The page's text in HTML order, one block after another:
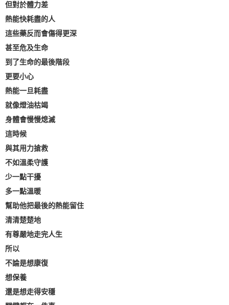
但對於體力差
熱能快耗盡的人
這些藥反而會傷得更深
甚至危及生命
到了生命的最後階段
更要小心
熱能一旦耗盡
就像燈油枯竭
身體會慢慢熄滅
這時候
與其用力搶救
不如溫柔守護
少一點干擾
多一點溫暖
幫助他把最後的熱能留住
清清楚楚地
有尊嚴地走完人生
所以
不論是想康復
想保養
還是想走得安穩